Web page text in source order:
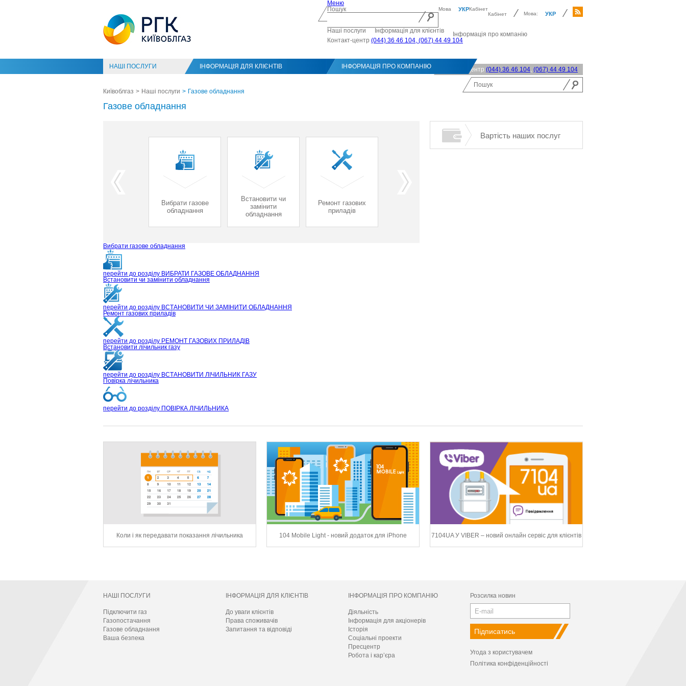
Меню
Кабінет Мова: УКР
Кабінет
Мова УКР
Пошук
Наші послуги Інформація для клієнтів
Інформація про компанію
Контакт-центр (044) 36 46 104, (067) 44 49 104
Контакт-центр (044) 36 46 104, (067) 44 49 104
НАШІ ПОСЛУГИ ІНФОРМАЦІЯ ДЛЯ КЛІЄНТІВ ІНФОРМАЦІЯ ПРО КОМПАНІЮ
Київоблгаз Наші послуги Газове обладнання
Газове обладнання
Вибрати газове
обладнання
Встановити чи
замінити
обладнання
Ремонт газових
приладів
Вибрати газове обладнання
перейти до розділу ВИБРАТИ ГАЗОВЕ ОБЛАДНАННЯ
Встановити чи замінити обладнання
перейти до розділу ВСТАНОВИТИ ЧИ ЗАМІНИТИ ОБЛАДНАННЯ
Ремонт газових приладів
перейти до розділу РЕМОНТ ГАЗОВИХ ПРИЛАДІВ
Встановити лічильник газу
перейти до розділу ВСТАНОВИТИ ЛІЧИЛЬНИК ГАЗУ
Повірка лічильника
перейти до розділу ПОВІРКА ЛІЧИЛЬНИКА
Вартість наших послуг
Коли і як передавати показання лічильника 104 Mobile Light - новий додаток для iPhone 7104UA У VIBER – новий онлайн сервіс для клієнтів
НАШІ ПОСЛУГИ
Підключити газ
Газопостачання
Газове обладнання
Ваша безпека
ІНФОРМАЦІЯ ДЛЯ КЛІЄНТІВ
До уваги клієнтів
Права споживачів
Запитання та відповіді
ІНФОРМАЦІЯ ПРО КОМПАНІЮ
Діяльність
Інформація для акціонерів
Історія
Соціальні проекти
Пресцентр
Робота і кар’єра
Розсилка новин
Угода з користувачем
Політика конфіденційності